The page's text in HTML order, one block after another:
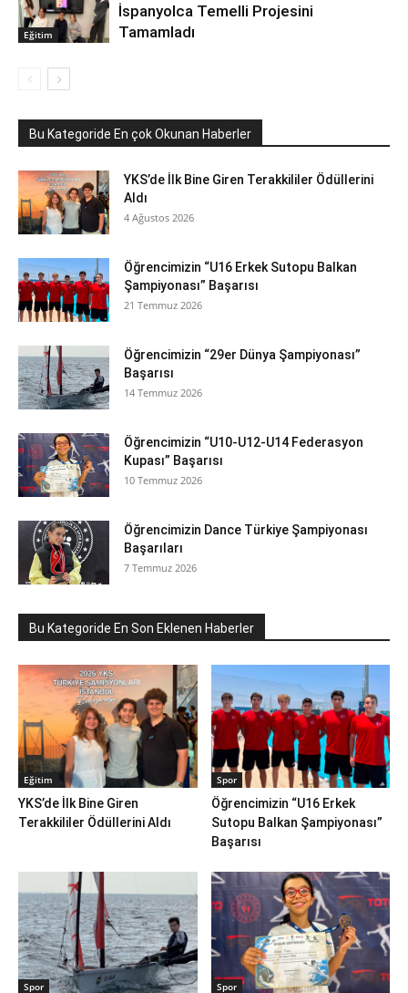
Eğitim
İspanyolca Temelli Projesini
Tamamladı
Bu Kategoride En çok Okunan Haberler
YKS’de İlk Bine Giren Terakkililer Ödüllerini
Aldı
4 Ağustos 2026
Öğrencimizin “U16 Erkek Sutopu Balkan
Şampiyonası” Başarısı
21 Temmuz 2026
Öğrencimizin “29er Dünya Şampiyonası”
Başarısı
14 Temmuz 2026
Öğrencimizin “U10-U12-U14 Federasyon
Kupası” Başarısı
10 Temmuz 2026
Öğrencimizin Dance Türkiye Şampiyonası
Başarıları
7 Temmuz 2026
Bu Kategoride En Son Eklenen Haberler
Eğitim
YKS’de İlk Bine Giren
Terakkililer Ödüllerini Aldı
Spor
Öğrencimizin “U16 Erkek
Sutopu Balkan Şampiyonası”
Başarısı
Spor Spor